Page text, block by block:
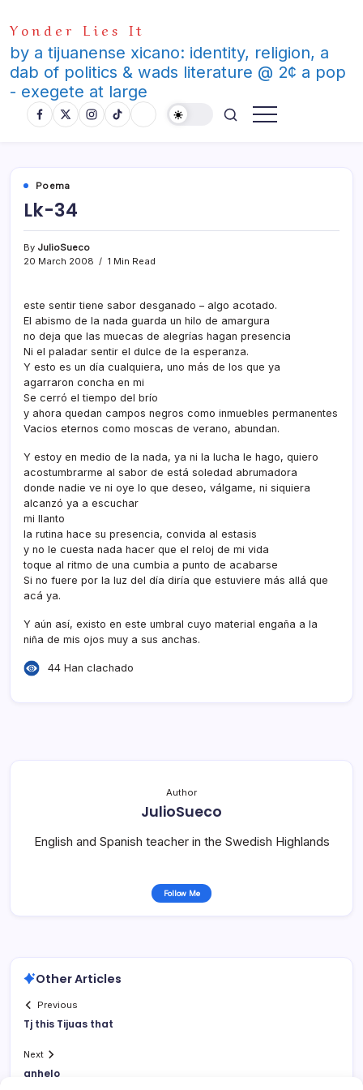
to
content
Yonder Lies It
by a tijuanense xicano: identity, religion, a
dab of politics & wads literature @ 2¢ a pop
- exegete at large
Poema
Lk-34
By JulioSueco
20 March 2008
1 Min Read
este sentir tiene sabor desganado – algo acotado.
El abismo de la nada guarda un hilo de amargura
no deja que las muecas de alegrí­as hagan presencia
Ni el paladar sentir el dulce de la esperanza.
Y esto es un dí­a cualquiera, uno más de los que ya
agarraron concha en mi
Se cerró el tiempo del brí­o
y ahora quedan campos negros como inmuebles permanentes
Vacios eternos como moscas de verano, abundan.
Y estoy en medio de la nada, ya ni la lucha le hago, quiero
acostumbrarme al sabor de está soledad abrumadora
donde nadie ve ni oye lo que deseo, válgame, ni siquiera
alcanzó ya a escuchar
mi llanto
la rutina hace su presencia, convida al estasis
y no le cuesta nada hacer que el reloj de mi vida
toque al ritmo de una cumbia a punto de acabarse
Si no fuere por la luz del dí­a dirí­a que estuviere más allá que
acá ya.
Y aún así­, existo en este umbral cuyo material engaña a la
niña de mis ojos muy a sus anchas.
44 Han clachado
Author
JulioSueco
English and Spanish teacher in the Swedish Highlands
Follow Me
Other Articles
Previous
Tj this Tijuas that
Next
anhelo